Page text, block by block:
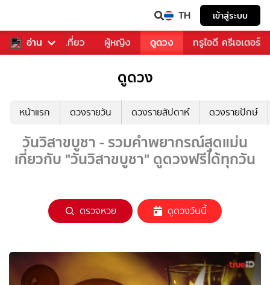
TH เข้าสู่ระบบ
อ่าน
อาหาร ท่องเที่ยว ผู้หญิง ดูดวง ทรูไอดี ครีเอเตอร์
ดูดวง
หน้าแรก ดวงรายวัน ดวงรายสัปดาห์ ดวงรายปักษ์
วันวิสาขบูชา - รวมคำพยากรณ์สุดแม่น
เกี่ยวกับ "วันวิสาขบูชา" ดูดวงฟรีได้ทุกวัน
ตรวจหวย ดูดวงวันนี้